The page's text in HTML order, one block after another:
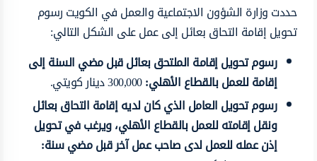
حددت وزارة الشؤون الاجتماعية والعمل في الكويت رسوم
تحويل إقامة التحاق بعائل إلى عمل على الشكل التالي:
رسوم تحويل إقامة الملتحق بعائل قبل مضي السنة إلى
إقامة للعمل بالقطاع الأهلي:300,000 دينار كويتي.
رسوم تحويل العامل الذي كان لديه إقامة التحاق بعائل
ونقل إقامته للعمل بالقطاع الأهلي، ويرغب في تحويل
إذن عمله للعمل لدى صاحب عمل آخر قبل مضي سنة: